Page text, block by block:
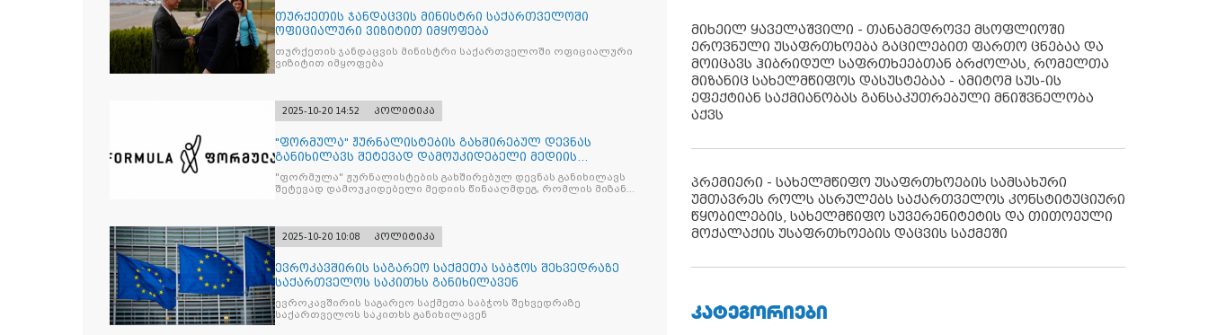
თურქეთის ჯანდაცვის მინისტრი საქართველოში
ოფიციალური ვიზიტით იმყოფება
თურქეთის ჯანდაცვის მინისტრი საქართველოში ოფიციალური
ვიზიტით იმყოფება
2025-10-20 14:52 პოლიტიკა
"ფორმულა" ჟურნალისტების გახშირებულ დევნას
განიხილავს შეტევად დამოუკიდებელი მედიის
წინააღმდ
"ფორმულა" ჟურნალისტების გახშირებულ დევნას განიხილავს
შეტევად დამოუკიდებელი მედიის წინააღმდეგ, რომლის მიზანი
2025-10-20 10:08 პოლიტიკა
ევროკავშირის საგარეო საქმეთა საბჭოს შეხვედრაზე
საქართველოს საკითხს განიხილავენ
ევროკავშირის საგარეო საქმეთა საბჭოს შეხვედრაზე
საქართველოს საკითხს განიხილავენ
მიხეილ ყაველაშვილი - თანამედროვე მსოფლიოში
ეროვნული უსაფრთხოება გაცილებით ფართო ცნებაა და
მოიცავს ჰიბრიდულ საფრთხეებთან ბრძოლას, რომელთა
მიზანიც სახელმწიფოს დასუსტებაა - ამიტომ სუს-ის
ეფექტიან საქმიანობას განსაკუთრებული მნიშვნელობა
აქვს
პრემიერი - სახელმწიფო უსაფრთხოების სამსახური
უმთავრეს როლს ასრულებს საქართველოს კონსტიტუციური
წყობილების, სახელმწიფო სუვერენიტეტის და თითოეული
მოქალაქის უსაფრთხოების დაცვის საქმეში
ᲙᲐᲢᲔᲒᲝᲠᲘᲔᲑᲘ